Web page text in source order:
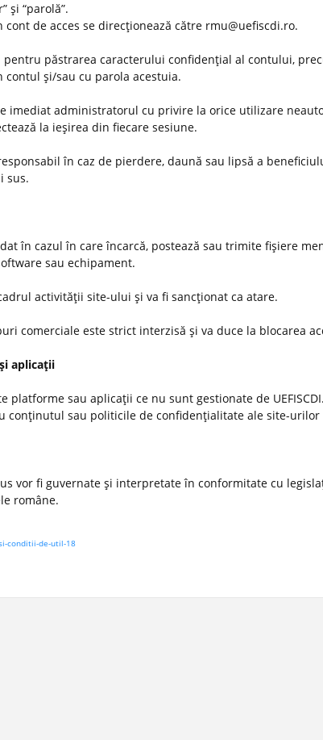
şi “parolă”.
de acces se direcţionează către rmu@uefiscdi.ro.
păstrarea caracterului confidenţial al contului,
şi/sau cu parola acestuia.
imediat administratorul cu privire la orice utilizare
la ieşirea din fiecare sesiune.
în caz de pierdere, daună sau lipsă a
sus.
în cazul în care încarcă, postează sau trimite fişiere
sau echipament.
activităţii site-ului şi va fi sancţionat ca atare.
comerciale este strict interzisă şi va duce la blocarea
aplicaţii
sau aplicaţii ce nu sunt gestionate de UEFISCDI.
conţinutul sau politicile de confidenţialitate ale site-
vor fi guvernate şi interpretate în conformitate cu
române.
conditii-de-util-18